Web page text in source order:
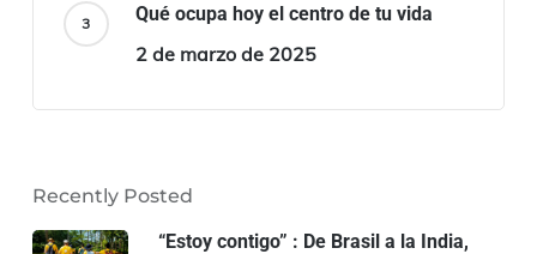
Qué ocupa hoy el centro de tu vida
2 de marzo de 2025
Recently Posted
“Estoy contigo” : De Brasil a la India,